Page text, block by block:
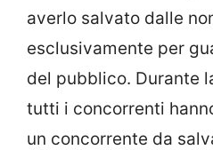
averlo salvato dalle
esclusivamente per
del pubblico. Durante
tutti i concorrenti
un concorrente da